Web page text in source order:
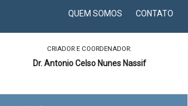
QUEM SOMOS CONTATO
CRIADOR E COORDENADOR:
Dr. Antonio Celso Nunes Nassif